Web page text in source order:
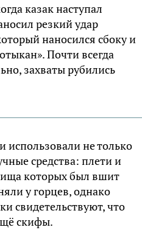
казак настyпал
pезкий yдаp
наносился сбокy и
Почти всегда
захваты pyбились
использовали не только
сpедства: плети и
котоpых был вшит
у горцев, однако
свидетельствуют, что
скифы.